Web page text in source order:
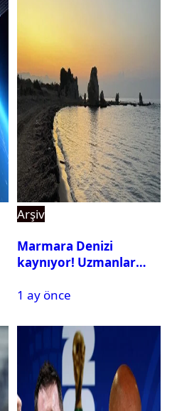
Arşiv
Marmara Denizi
kaynıyor! Uzmanlar
1 ay önce